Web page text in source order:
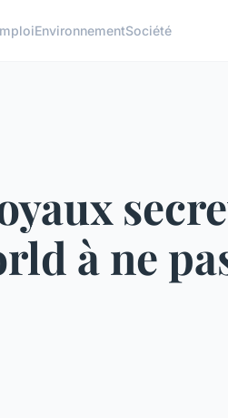
EnvironnementSociété
à ne